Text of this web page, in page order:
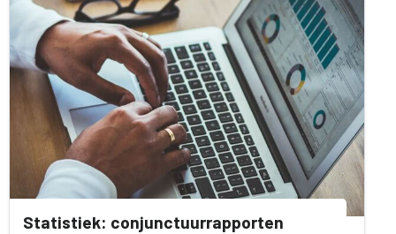
Statistiek: conjunctuurrapporten